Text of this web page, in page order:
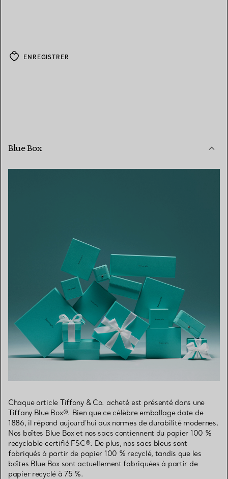
ENREGISTRER
Blue Box
Chaque article Tiffany & Co. acheté est présenté dans une
Tiffany Blue Box®. Bien que ce célèbre emballage date de
1886, il répond aujourd’hui aux normes de durabilité modernes.
Nos boîtes Blue Box et nos sacs contiennent du papier 100 %
recyclable certifié FSC®. De plus, nos sacs bleus sont
fabriqués à partir de papier 100 % recyclé, tandis que les
boîtes Blue Box sont actuellement fabriquées à partir de
papier recyclé à 75 %.